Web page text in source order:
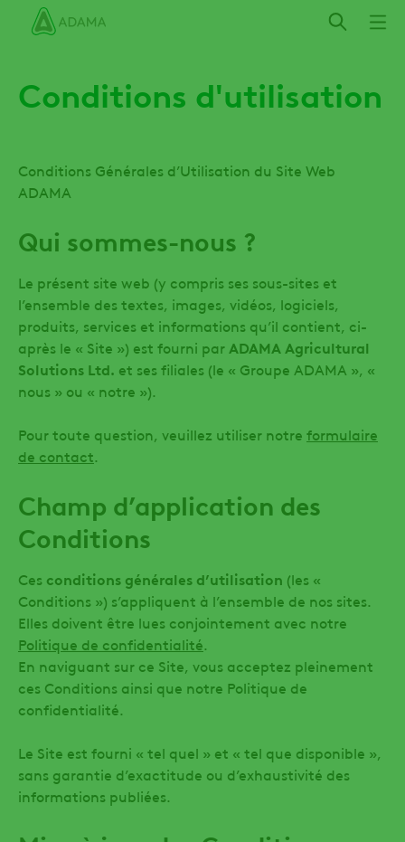
Conditions d'utilisation
Conditions Générales d’Utilisation du Site Web
ADAMA
Qui sommes-nous ?
Le présent site web (y compris ses sous-sites et
l’ensemble des textes, images, vidéos, logiciels,
produits, services et informations qu’il contient, ci-
après le « Site ») est fourni par ADAMA Agricultural
Solutions Ltd. et ses filiales (le « Groupe ADAMA », «
nous » ou « notre »).
Pour toute question, veuillez utiliser notre formulaire
de contact.
Champ d’application des
Conditions
Ces conditions générales d’utilisation (les «
Conditions ») s’appliquent à l’ensemble de nos sites.
Elles doivent être lues conjointement avec notre
Politique de confidentialité.
En naviguant sur ce Site, vous acceptez pleinement
ces Conditions ainsi que notre Politique de
confidentialité.
Le Site est fourni « tel quel » et « tel que disponible »,
sans garantie d’exactitude ou d’exhaustivité des
informations publiées.